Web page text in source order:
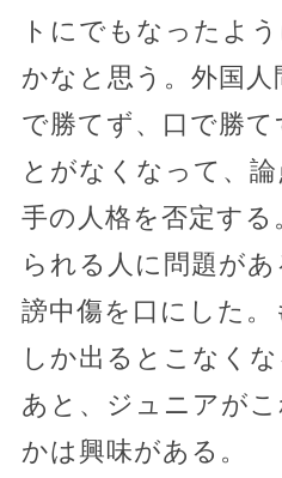
トにでもなったよ
かなと思う。外国
で勝てず、口で勝て
とがなくなって、
手の人格を否定す
られる人に問題が
謗中傷を口にした。
しか出るとこなく
あと、ジュニアが
かは興味がある。